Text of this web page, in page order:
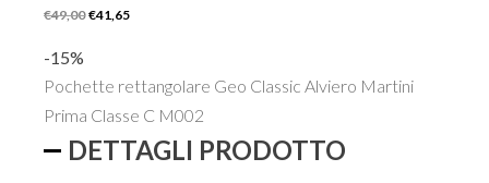
€49,00 Il
era:
€49,00.
€41,65Il
è:
€41,65.
-15%
Pochette rettangolare Geo Classic Alviero Martini
Prima Classe C M002
DETTAGLI PRODOTTO